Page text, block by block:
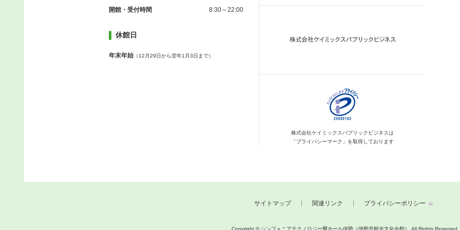
開館・受付時間 8:30～22:00
休館日
年末年始 （12月29日から翌年1月3日まで）
株式会社ケイミックスパブリックビジネスは
「プライバシーマーク」を取得しております
サイトマップ 関連リンク プライバシーポリシー